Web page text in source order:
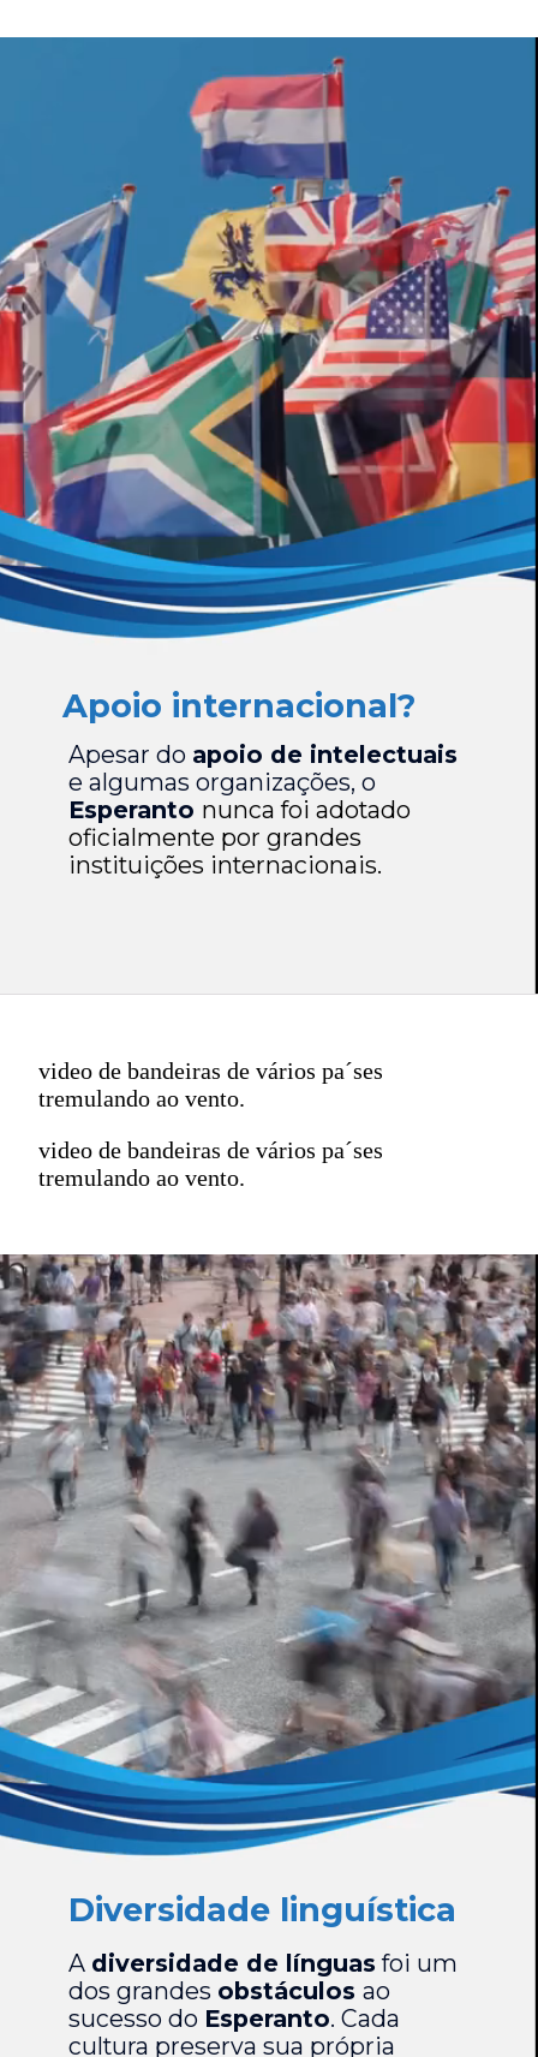
Apoio internacional?
Apesar do apoio de intelectuais
e algumas organizações, o
Esperanto nunca foi adotado
oficialmente por grandes
instituições internacionais.
video de bandeiras de vários pa´ses
tremulando ao vento.
video de bandeiras de vários pa´ses
tremulando ao vento.
Diversidade linguística
A diversidade de línguas foi um
dos grandes obstáculos ao
sucesso do Esperanto. Cada
cultura preserva sua própria